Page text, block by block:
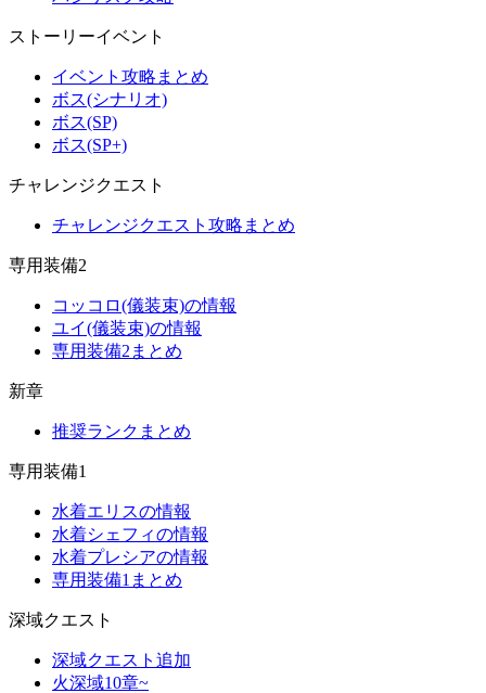
ストーリーイベント
イベント攻略まとめ
ボス(シナリオ)
ボス(SP)
ボス(SP+)
チャレンジクエスト
チャレンジクエスト攻略まとめ
専用装備2
コッコロ(儀装束)の情報
ユイ(儀装束)の情報
専用装備2まとめ
新章
推奨ランクまとめ
専用装備1
水着エリスの情報
水着シェフィの情報
水着プレシアの情報
専用装備1まとめ
深域クエスト
深域クエスト追加
火深域10章~